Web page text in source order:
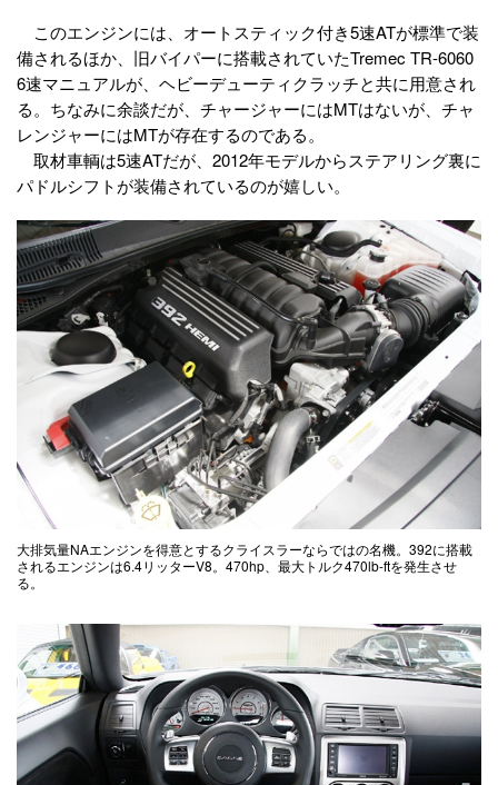
このエンジンには、オートスティック付き5速ATが標準で装
備されるほか、旧バイパーに搭載されていたTremec TR-6060
6速マニュアルが、ヘビーデューティクラッチと共に用意され
る。ちなみに余談だが、チャージャーにはMTはないが、チャ
レンジャーにはMTが存在するのである。
取材車輌は5速ATだが、2012年モデルからステアリング裏に
パドルシフトが装備されているのが嬉しい。
大排気量NAエンジンを得意とするクライスラーならではの名機。392に搭載
されるエンジンは6.4リッターV8。470hp、最大トルク470lb-ftを発生させ
る。